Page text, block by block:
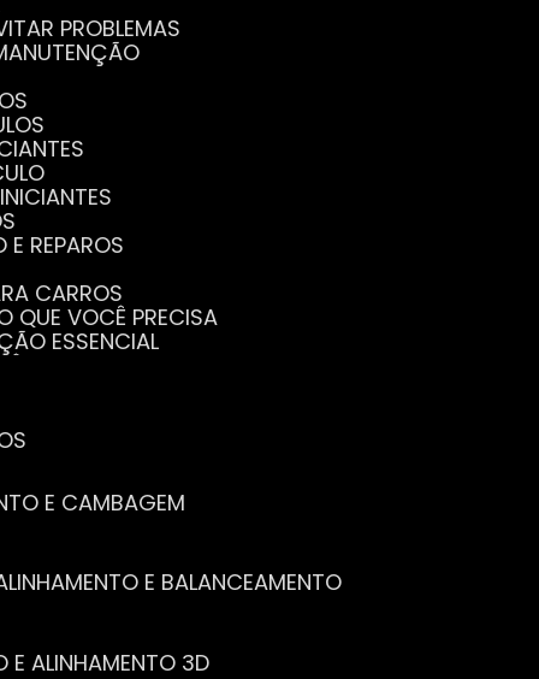
PROBLEMAS
REPAROS
CARROS
QUE VOCÊ PRECISA
ESSENCIAL
PRECISA SABER
DO SEU CARRO
SABER
CARRO
E CAMBAGEM
E BALANCEAMENTO
E ALINHAMENTO 3D